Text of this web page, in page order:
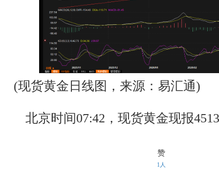
(现货黄金日线图，来源：易汇通)
北京时间07:42，现货黄金现报
赞
1人